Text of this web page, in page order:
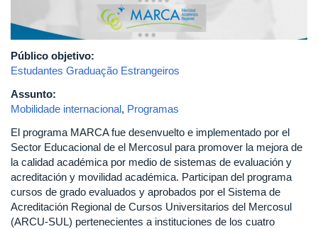
Público objetivo:
Estudantes Graduação Estrangeiros
Assunto:
Mobilidade internacional, Programas
El programa MARCA fue desenvuelto e implementado por el
Sector Educacional de el Mercosul para promover la mejora de
la calidad académica por medio de sistemas de evaluación y
acreditación y movilidad académica. Participan del programa
cursos de grado evaluados y aprobados por el Sistema de
Acreditación Regional de Cursos Universitarios del Mercosul
(ARCU-SUL) pertenecientes a instituciones de los cuatro